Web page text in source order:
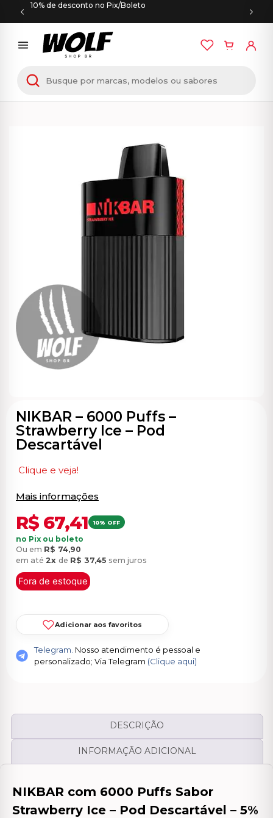
10% de desconto no Pix/Boleto
Início/ NIKBAR/ NIKBAR – 6000 Puffs – Strawberry
NIKBAR – 6000 Puffs –
Strawberry Ice – Pod
Descartável
Clique e veja!
Mais informações
R$67,41 10% OFF
no Pix ou boleto
Ou em R$ 74,90
em até 2x de R$ 37,45 sem juros
Fora de estoque
Adicionar aos favoritos
Telegram. Nosso atendimento é pessoal e
personalizado; Via Telegram (Clique aqui)
DESCRIÇÃO
INFORMAÇÃO ADICIONAL
NIKBAR com 6000 Puffs Sabor
Strawberry Ice – Pod Descartável – 5%